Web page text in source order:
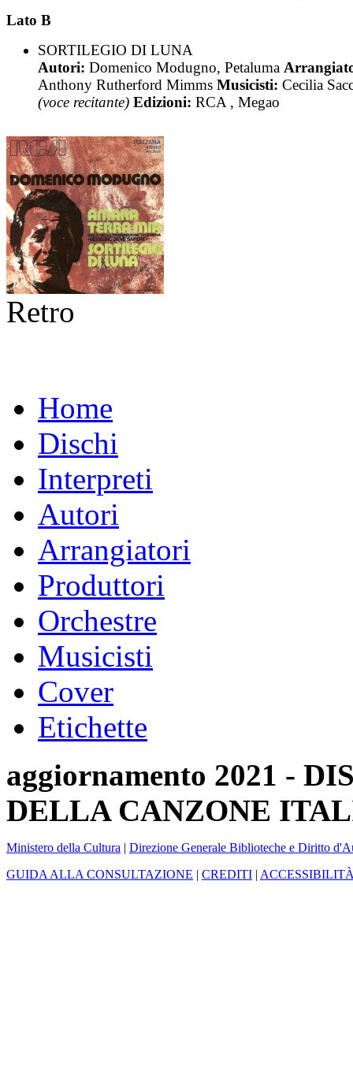
Lato B
SORTILEGIO DI LUNA
Autori: Domenico Modugno, Petaluma
Anthony Rutherford Mimms Musicisti: Cecilia
(voce recitante) Edizioni: RCA , Megao
Retro
Home
Dischi
Interpreti
Autori
Arrangiatori
Produttori
Orchestre
Musicisti
Cover
Etichette
aggiornamento 2021 -
DELLA CANZONE
Ministero della Cultura | Direzione Generale Biblioteche e Diritto
GUIDA ALLA CONSULTAZIONE | CREDITI |